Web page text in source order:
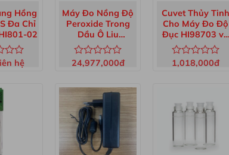
Hồng
Đa Chỉ
02
hệ
Máy Đo Nồng Độ
Peroxide Trong
Dầu Ô Liu
HI83730-02
Được
0
sao
24,977,000đ
Cuvet Thủy Tinh
Cho Máy Đo Độ
Đục HI98703 và
HI98713 (4 cái)
HI731331N
Được
5
sao
1,018,000đ